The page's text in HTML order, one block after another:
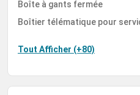
Boîte à gants fermée
Boîtier télématique pour
Tout Afficher (+80)